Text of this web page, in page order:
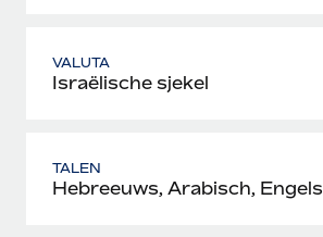
VALUTA
Israëlische sjekel
TALEN
Hebreeuws, Arabisch, Engels